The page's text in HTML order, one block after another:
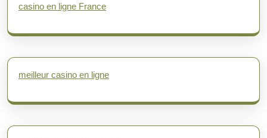
casino en ligne France
meilleur casino en ligne